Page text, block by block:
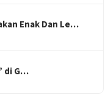
Enak Dan Le…
di G…